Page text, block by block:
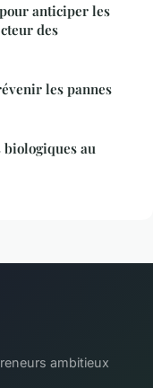
anticiper les
des
les pannes
au
ambitieux